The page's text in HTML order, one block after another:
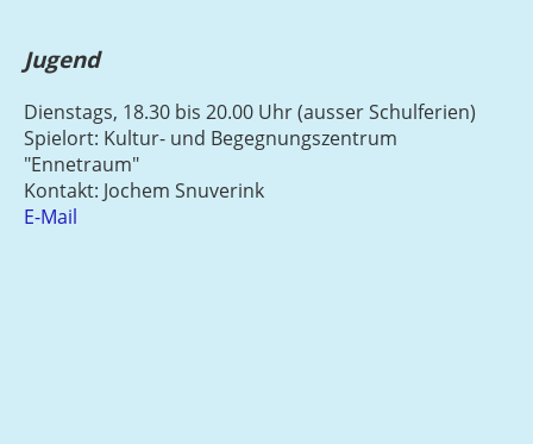
Jugend
Dienstags, 18.30 bis 20.00 Uhr (ausser Schulferien)
Spielort: Kultur- und Begegnungszentrum
"Ennetraum"
Kontakt: Jochem Snuverink
E-Mail